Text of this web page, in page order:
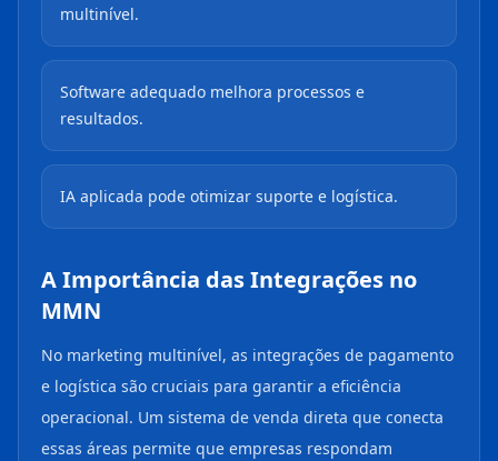
multinível.
Software adequado melhora processos e
resultados.
IA aplicada pode otimizar suporte e logística.
A Importância das Integrações no
MMN
No marketing multinível, as integrações de pagamento
e logística são cruciais para garantir a eficiência
operacional. Um sistema de venda direta que conecta
essas áreas permite que empresas respondam